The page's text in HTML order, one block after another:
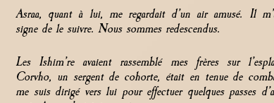
Asraa, quant à lui, me regardait d’un air amusé. Il
signe de le suivre. Nous sommes redescendus.
Les Ishim’re avaient rassemblé mes frères sur
Corvho, un sergent de cohorte, était en tenue de
me suis dirigé vers lui pour effectuer quelques passes